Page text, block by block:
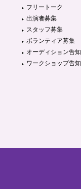
フリートーク
出演者募集
スタッフ募集
ボランティア募集
オーディション告知
ワークショップ告知